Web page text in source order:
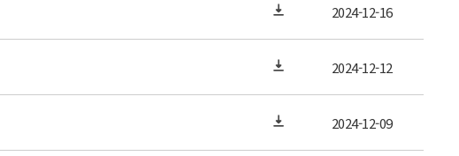
2024-12-16
2024-12-12
2024-12-09